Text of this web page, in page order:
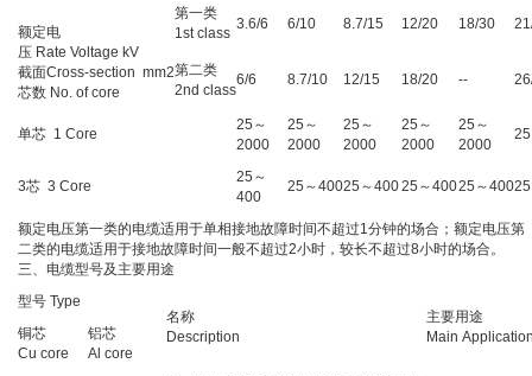
额定电
压 Rate Voltage kV
截面Cross-section mm2
芯数 No. of core
第一类
1st class
3.6/6 6/10 8.7/15 12/20 18/30
第二类
2nd class
6/6 8.7/10 12/15 18/20 --
单芯 1 Core
25～
2000
25～
2000
25～
2000
25～
2000
25～
2000
3芯 3 Core
25～
400
25～40025～40025～40025～400
额定电压第一类的电缆适用于单相接地故障时间不超过1分钟的场合；额定电压第
二类的电缆适用于接地故障时间一般不超过2小时，较长不超过8小时的场合。
三、电缆型号及主要用途
型号 Type
名称
Description
主要用途
Main
铜芯
Cu core
铝芯
Al core